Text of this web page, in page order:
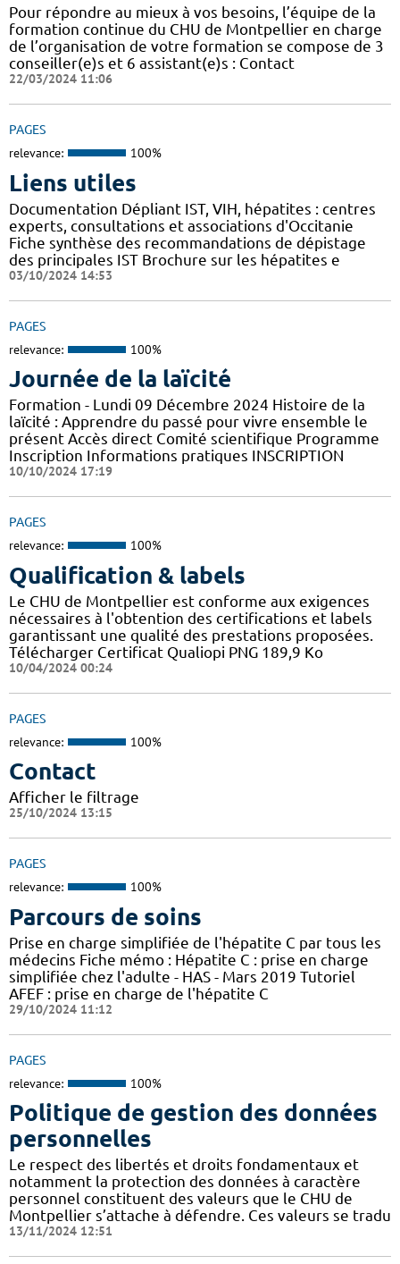
Pour répondre au mieux à vos besoins, l’équipe de la
formation continue du CHU de Montpellier en charge
de l’organisation de votre formation se compose de 3
conseiller(e)s et 6 assistant(e)s : Contact
22/03/2024 11:06
PAGES
relevance: 100%
Liens utiles
Documentation Dépliant IST, VIH, hépatites : centres
experts, consultations et associations d'Occitanie
Fiche synthèse des recommandations de dépistage
des principales IST Brochure sur les hépatites e
03/10/2024 14:53
PAGES
relevance: 100%
Journée de la laïcité
Formation - Lundi 09 Décembre 2024 Histoire de la
laïcité : Apprendre du passé pour vivre ensemble le
présent Accès direct Comité scientifique Programme
Inscription Informations pratiques ​INSCRIPTION
10/10/2024 17:19
PAGES
relevance: 100%
Qualification & labels
Le CHU de Montpellier est conforme aux exigences
nécessaires à l'obtention des certifications et labels
garantissant une qualité des prestations proposées.
Télécharger Certificat Qualiopi PNG 189,9 Ko
10/04/2024 00:24
PAGES
relevance: 100%
Contact
Afficher le filtrage
25/10/2024 13:15
PAGES
relevance: 100%
Parcours de soins
Prise en charge simplifiée de l'hépatite C par tous les
médecins Fiche mémo : Hépatite C : prise en charge
simplifiée chez l'adulte - HAS - Mars 2019 Tutoriel
AFEF : prise en charge de l'hépatite C
29/10/2024 11:12
PAGES
relevance: 100%
Politique de gestion des données
personnelles
Le respect des libertés et droits fondamentaux et
notamment la protection des données à caractère
personnel constituent des valeurs que le CHU de
Montpellier s’attache à défendre. Ces valeurs se tradu
13/11/2024 12:51